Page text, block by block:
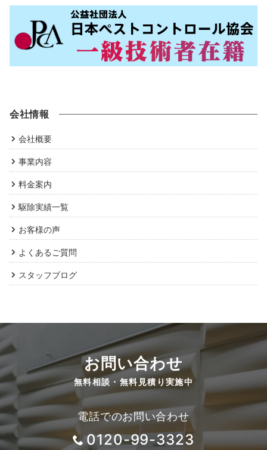
会社情報
会社概要
事業内容
料金案内
駆除実績一覧
お客様の声
よくあるご質問
スタッフブログ
お問い合わせ
無料相談・無料見積り実施中
電話でのお問い合わせ
0120-99-3323